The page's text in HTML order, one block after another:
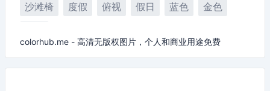
沙滩椅
度假 俯视 假日 蓝色
金色
colorhub.me - 高清无版权图片，个人和商业用途免费